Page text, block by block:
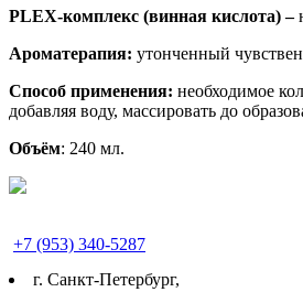
PLEX-комплекс (винная кислота) –
Ароматерапия: утонченный
Способ применения: необходимое
добавляя воду, массировать до
Объём: 240 мл.
+7 (953) 340-5287
г. Cанкт-Петербург,